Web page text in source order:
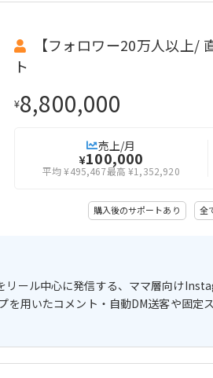
【フォロワー20万人以上/
ト
¥8,800,000
売上/月
¥100,000
平均 ¥495,467最高 ¥1,352,920
購入後のサポートあり 全
リール中心に発信する、ママ層向け
を用いたコメント・自動DM送客や固